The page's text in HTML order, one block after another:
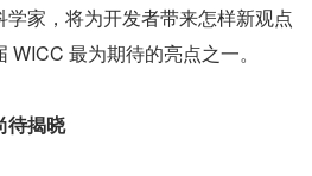
家，将为开发者带来怎样新观点
最为期待的亮点之一。
待揭晓